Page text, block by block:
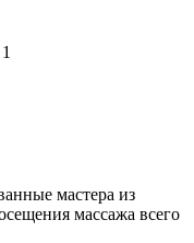
мастера из
массажа всего